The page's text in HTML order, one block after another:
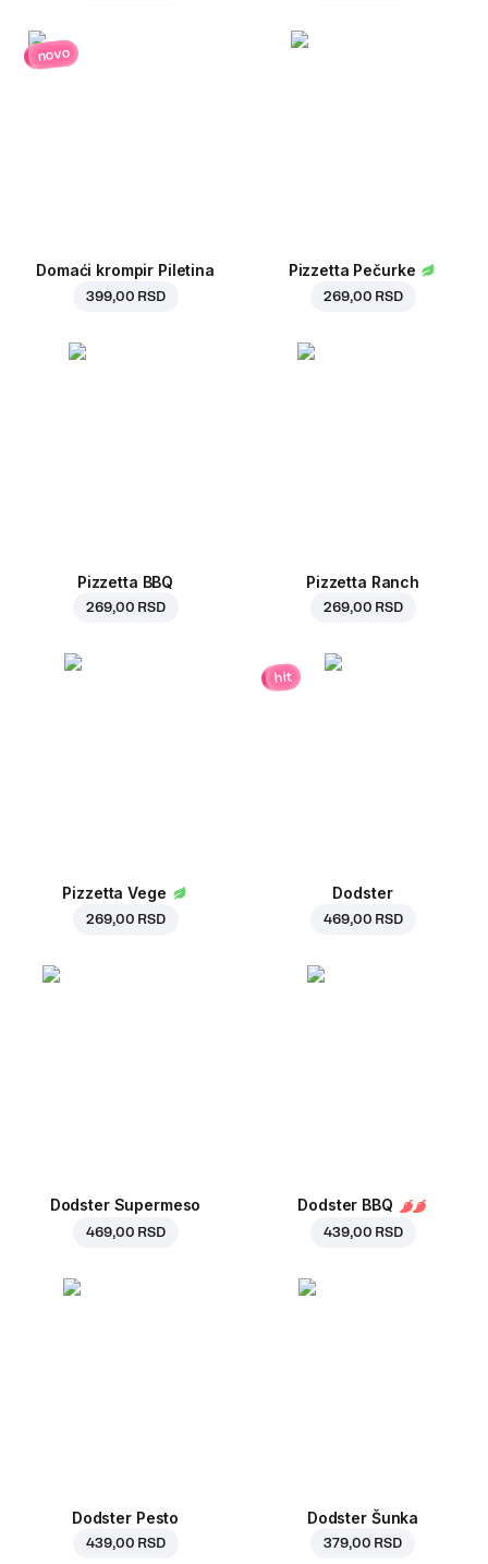
novo
Domaći krompir Piletina
399,00 RSD
Pizzetta Pečurke
269,00 RSD
Pizzetta BBQ
269,00 RSD
Pizzetta Ranch
269,00 RSD
Pizzetta Vege
269,00 RSD
hit
Dodster
469,00 RSD
Dodster Supermeso
469,00 RSD
Dodster BBQ
439,00 RSD
Dodster Pesto
439,00 RSD
Dodster Šunka
379,00 RSD